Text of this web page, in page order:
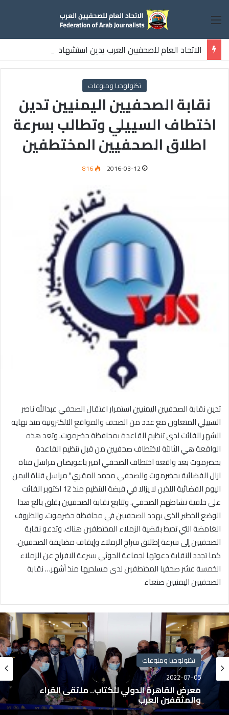
القائمة
الاتحاد العام للصحفيين العرب يدين استشهاد
ثلاثة صحفيين فلسطينيين باستهداف إسرائيلي وسط قطاع غزة
تكنولوجيا ومنوعات
نقابة الصحفيين اليمنيين تدين
اختطاف السييلي وتطالب بسرعة
اطلاق الصحفيين المختطفين
2016-03-12
816
تدين نقابة الصحفيين اليمنيين استمرار اعتقال الصحفي عبدالله ناصر
السييلي المتعاون مع عدد من الصحف والمواقع الالكترونية منذ نهاية
الشهر الفائت لدى تنظيم القاعدة بمحافظة حضرموت. وتعد هذه
الواقعة هي الثالثة لاختطاف صحفيين من قبل تنظيم القاعدة
بحضرموت بعد واقعة اختطاف الصحفي امير باعويضان مراسل قناة
ازال الفضائية بحضرموت والصحفي محمد المقري" مراسل قناة اليمن
اليوم الفضائية اللذين لا يزالا في قبضة التنظيم منذ 12 اكتوبر الفائت
على خلفية نشاطهم الصحفي. وتتابع نقابة الصحفيين بقلق بالغ هذا
الوضع الخطير الذي يهدد الصحفيين في محافظة حضرموت، والظروف
الغامضة التي تحيط بقضية الزملاء المختطفين هناك. وتدعو نقابة
الصحفيين إلى سرعة إطلاق سراح الزملاء وإيقاف مضايقة الصحفيين.
كما تجدد النقابة دعوتها لجماعة الحوثي بسرعة الافراج عن الزملاء
الخمسة عشر صحفيا المختطفين لدى مسلحيها منذ أشهر… نقابة
الصحفيين اليمنيين صنعاء
تكنولوجيا ومنوعات
2022-07-05
معرض القاهرة الدولي للكتاب.. ملتقى القراء
والمثقفين العرب